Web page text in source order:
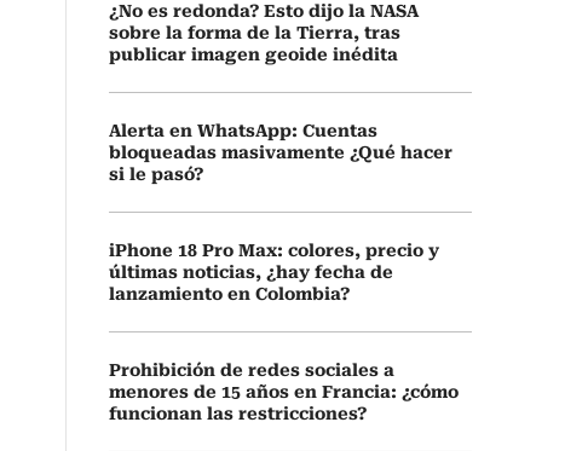
¿No es redonda? Esto dijo la NASA
sobre la forma de la Tierra, tras
publicar imagen geoide inédita
Alerta en WhatsApp: Cuentas
bloqueadas masivamente ¿Qué hacer
si le pasó?
iPhone 18 Pro Max: colores, precio y
últimas noticias, ¿hay fecha de
lanzamiento en Colombia?
Prohibición de redes sociales a
menores de 15 años en Francia: ¿cómo
funcionan las restricciones?